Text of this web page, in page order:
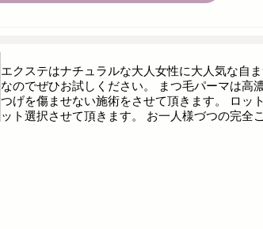
エクステはナチュラルな大人女性に大人気な自
なのでぜひお試しください。 まつ毛パーマは高
つげを傷ませない施術をさせて頂きます。 ロッ
ット選択させて頂きます。 お一人様づつの完全